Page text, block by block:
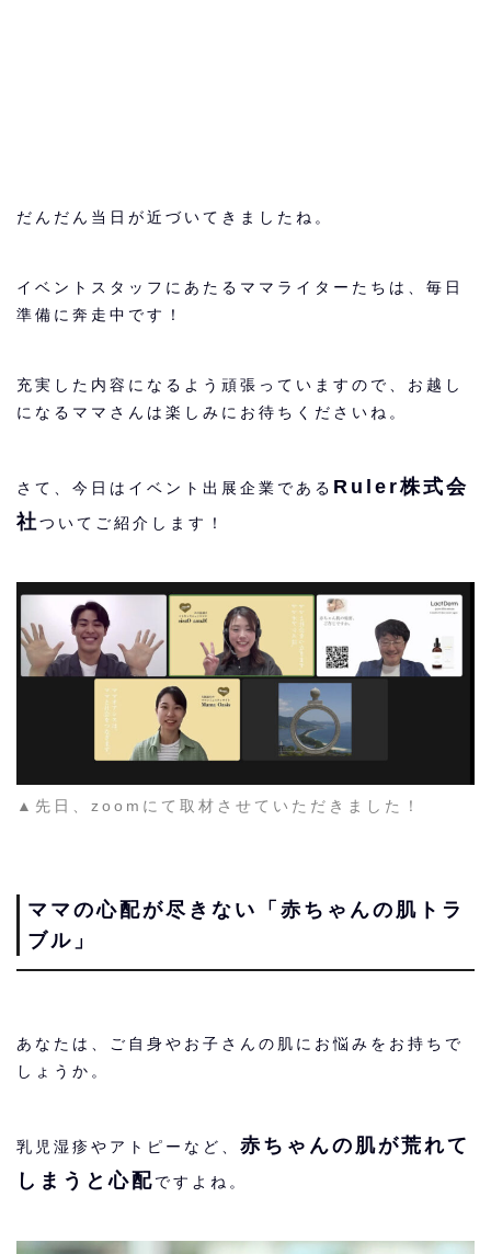
だんだん当日が近づいてきましたね。
イベントスタッフにあたるママライターたちは、毎日
準備に奔走中です！
充実した内容になるよう頑張っていますので、お越し
になるママさんは楽しみにお待ちくださいね。
さて、今日はイベント出展企業である Ruler株式会
社ついてご紹介します！
▲先日、zoomにて取材させていただきました！
ママの心配が尽きない「赤ちゃんの肌トラ
ブル」
あなたは、ご自身やお子さんの肌にお悩みをお持ちで
しょうか。
乳児湿疹やアトピーなど、 赤ちゃんの肌が荒れて
しまうと心配ですよね。